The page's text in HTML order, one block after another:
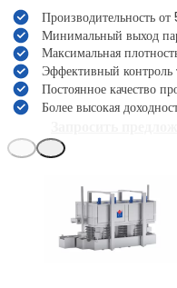
Производительность
Минимальный выход
Максимальная
Эффективный контроль
Постоянное качество
Более высокая